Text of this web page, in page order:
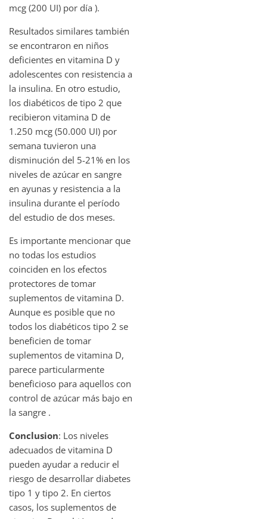
mcg (200 UI) por día ).
Resultados similares también
se encontraron en niños
deficientes en vitamina D y
adolescentes con resistencia a
la insulina. En otro estudio,
los diabéticos de tipo 2 que
recibieron vitamina D de
1.250 mcg (50.000 UI) por
semana tuvieron una
disminución del 5-21% en los
niveles de azúcar en sangre
en ayunas y resistencia a la
insulina durante el período
del estudio de dos meses.
Es importante mencionar que
no todas los estudios
coinciden en los efectos
protectores de tomar
suplementos de vitamina D.
Aunque es posible que no
todos los diabéticos tipo 2 se
beneficien de tomar
suplementos de vitamina D,
parece particularmente
beneficioso para aquellos con
control de azúcar más bajo en
la sangre .
Conclusion: Los niveles
adecuados de vitamina D
pueden ayudar a reducir el
riesgo de desarrollar diabetes
tipo 1 y tipo 2. En ciertos
casos, los suplementos de